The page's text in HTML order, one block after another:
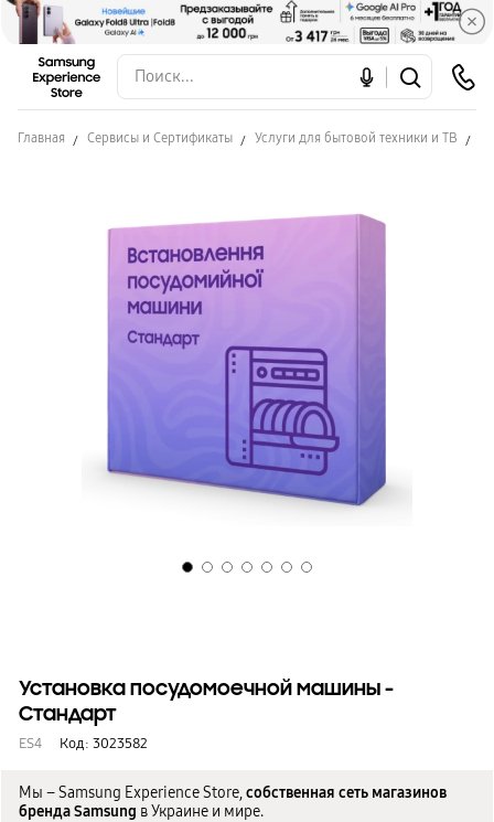
Главная Сервисы и Сертификаты Услуги для бытовой техники и ТВ
Установка посудомоечной машины -
Стандарт
ES4 Код: 3023582
Мы – Samsung Experience Store,собственная сеть магазинов
бренда Samsung в Украине и мире.